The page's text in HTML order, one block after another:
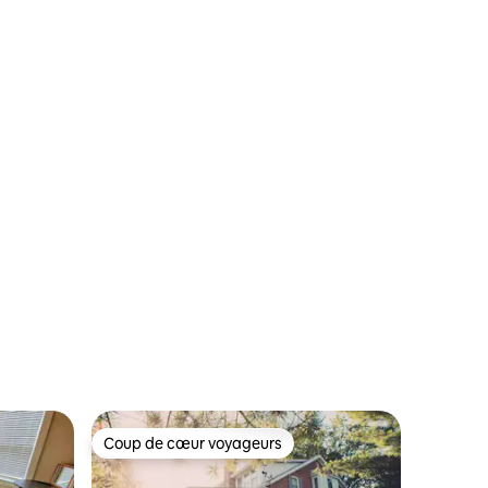
: 4,87 sur 5
Coup de cœur voyageurs
Coup de cœur voyageurs